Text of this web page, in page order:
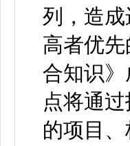
列，造
高者优
合知识
点将通
的项目